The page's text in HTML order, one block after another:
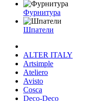
Фурнитура
Шпатели
ALTER ITALY
Artsimple
Ateliero
Avisto
Cosca
Deco-Deco